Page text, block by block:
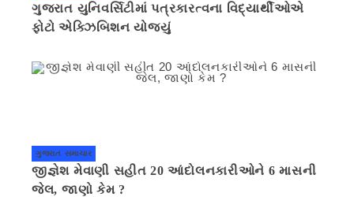
ગુજરાત યુનિવર્સિટીમાં પત્રકારત્વના વિદ્યાર્થીઓએ
ફોટો એક્ઝિબિશન યોજ્યું
ગુજરાત સમાચાર
જીજ્ઞેશ મેવાણી સહીત 20 આંદોલનકારીઓને 6 માસની
જેલ, જાણો કેમ ?